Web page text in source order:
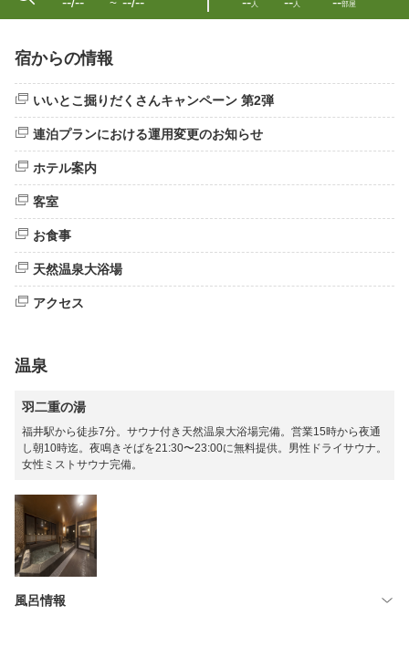
〜 人 人 部屋
宿からの情報
いいとこ掘りだくさんキャンペーン 第2弾
連泊プランにおける運用変更のお知らせ
ホテル案内
客室
お食事
天然温泉大浴場
アクセス
温泉
羽二重の湯
福井駅から徒歩7分。サウナ付き天然温泉大浴場完備。営業15時から夜通
し朝10時迄。夜鳴きそばを21:30〜23:00に無料提供。男性ドライサウナ。
女性ミストサウナ完備。
風呂情報